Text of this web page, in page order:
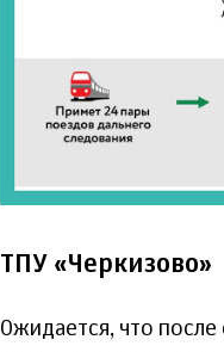
ТПУ «Черкизово»
Ожидается, что